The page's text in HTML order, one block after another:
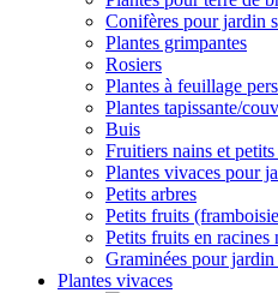
Conifères pour jardin
Plantes grimpantes
Rosiers
Plantes à feuillage
Plantes tapissante/
Buis
Fruitiers nains et
Plantes vivaces pour
Petits arbres
Petits fruits
Petits fruits en racines
Graminées pour jardin
Plantes vivaces